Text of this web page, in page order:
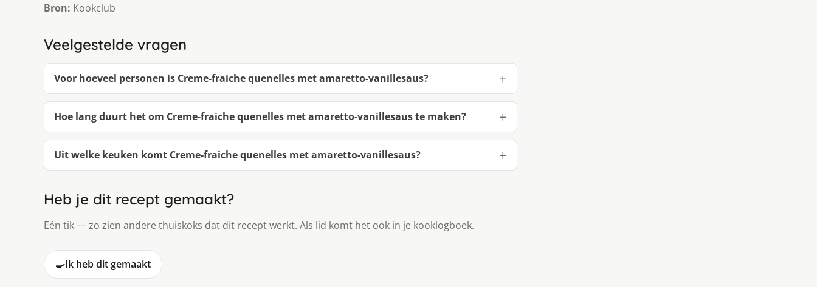
Bron: Kookclub
Veelgestelde vragen
Voor hoeveel personen is Creme-fraiche quenelles met amaretto-vanillesaus?
Hoe lang duurt het om Creme-fraiche quenelles met amaretto-vanillesaus te maken?
Uit welke keuken komt Creme-fraiche quenelles met amaretto-vanillesaus?
Heb je dit recept gemaakt?
Eén tik — zo zien andere thuiskoks dat dit recept werkt. Als lid komt het ook in je kooklogboek.
🍳Ik heb dit gemaakt